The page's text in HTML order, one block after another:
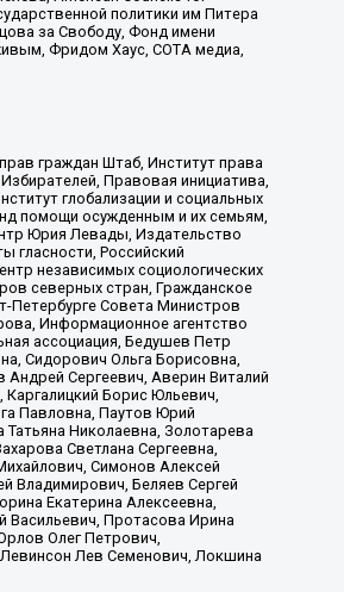
политики им Питера
за Свободу, Фонд имени
Фридом Хаус, СОТА медиа,
граждан Штаб, Институт права
Правовая инициатива,
глобализации и социальных
помощи осужденным и их семьям,
Юрия Левады, Издательство
гласности, Российский
независимых социологических
северных стран, Гражданское
Петербурге Совета Министров
Информационное агентство
ассоциация, Бедушев Петр
Сидорович Ольга Борисовна,
Андрей Сергеевич, Аверин Виталий
Борис Юльевич,
Павловна, Паутов Юрий
Николаевна, Золотарева
Светлана Сергеевна,
Симонов Алексей
Владимирович, Беляев Сергей
Екатерина Алексеевна,
Васильевич, Протасова Ирина
Олег Петрович,
Лев Семенович, Локшина